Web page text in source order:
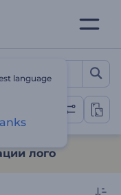
и
лого
language